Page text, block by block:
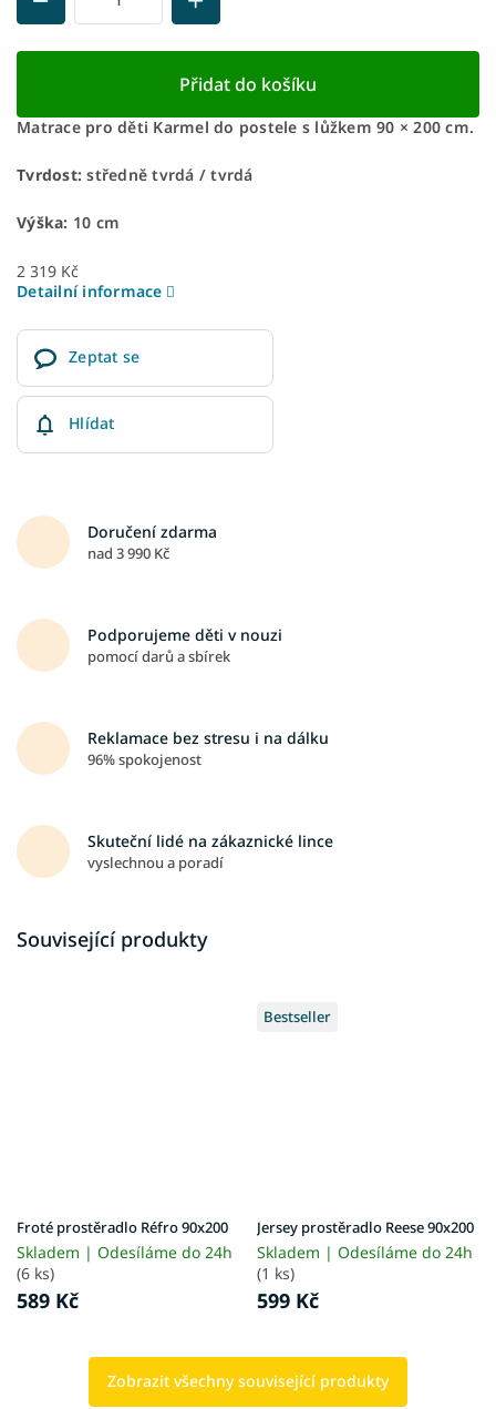
Přidat do košíku
Matrace pro děti Karmel do postele s lůžkem 90 × 200 cm.
Tvrdost: středně tvrdá / tvrdá
Výška: 10 cm
2 319 Kč
Detailní informace
Zeptat se
Hlídat
Doručení zdarma
nad 3 990 Kč
Podporujeme děti v nouzi
pomocí darů a sbírek
Reklamace bez stresu i na dálku
96% spokojenost
Skuteční lidé na zákaznické lince
vyslechnou a poradí
Související produkty
Froté prostěradlo Réfro 90x200
Skladem | Odesíláme do 24h
(6 ks)
589 Kč
Bestseller
Jersey prostěradlo Reese 90x200
Skladem | Odesíláme do 24h
(1 ks)
599 Kč
Zobrazit všechny související produkty